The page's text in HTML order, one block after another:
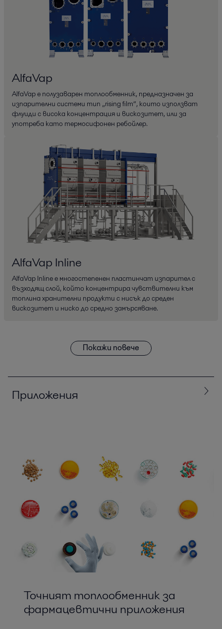
AlfaVap
AlfaVap е полузаварен топлообменник, предназначен за
изпарителни системи тип „rising film“, които използват
флуиди с висока концентрация и вискозитет, или за
употреба като термосифонен ребойлер.
AlfaVap Inline
AlfaVap Inline е многостепенен пластинчат изпарител с
възходящ слой, който концентрира чувствителни към
топлина хранителни продукти с нисък до среден
вискозитет и ниско до средно замърсяване.
Покажи повече
Приложения
Обработка на окончателния
Осигуряването на надеждни и последователни лекарствени
продукти изисква ефективни процеси по време на
окончателното формулиране.
Точният топлообменник за
фармацевтични приложения